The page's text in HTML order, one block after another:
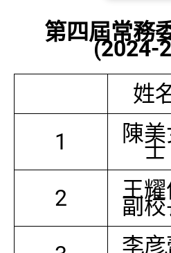
第四屆常務
(2024-
姓
1
陳
士
2 王
副
李